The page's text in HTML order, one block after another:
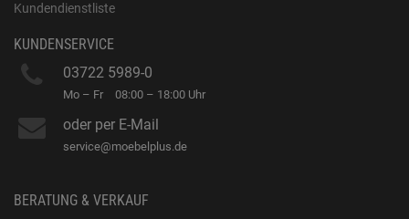
Kundendienstliste
KUNDENSERVICE
03722 5989-0
Mo – Fr 08:00 – 18:00 Uhr
oder per E-Mail
service@moebelplus.de
BERATUNG & VERKAUF